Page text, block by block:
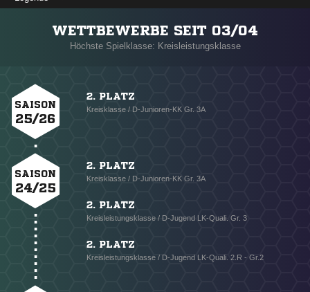
WETTBEWERBE SEIT 03/04
Höchste Spielklasse: Kreisleistungsklasse
SAISON
25/26
2. PLATZ
Kreisklasse / D-Junioren-KK Gr. 3A
SAISON
24/25
2. PLATZ
Kreisklasse / D-Junioren-KK Gr. 3A
2. PLATZ
Kreisleistungsklasse / D-Jugend LK-Quali. Gr. 3
2. PLATZ
Kreisleistungsklasse / D-Jugend LK-Quali. 2.R - Gr.2